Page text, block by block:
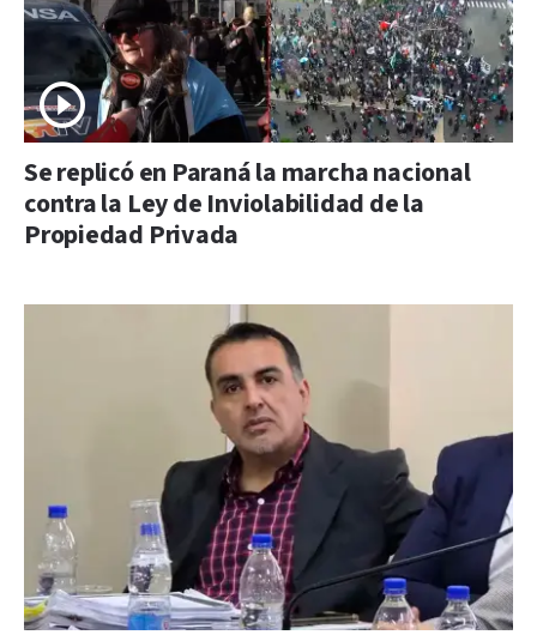
Se replicó en Paraná la marcha nacional
contra la Ley de Inviolabilidad de la
Propiedad Privada